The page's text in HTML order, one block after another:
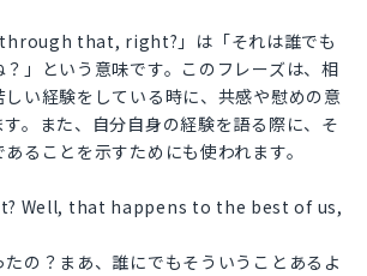
through that, right?」は「それは誰でも
」という意味です。このフレーズは、相
い経験をしている時に、共感や慰めの意
。また、自分自身の経験を語る際に、そ
ることを示すためにも使われます。
Well, that happens to the best of us,
たの？まあ、誰にでもそういうことあるよ